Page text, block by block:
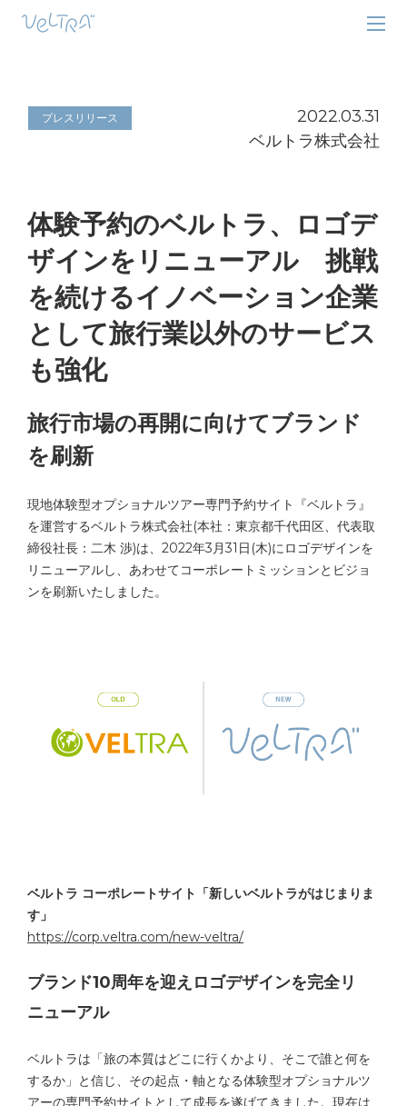
プレスリリース
2022.03.31
ベルトラ株式会社
体験予約のベルトラ、ロゴデ
ザインをリニューアル 挑戦
を続けるイノベーション企業
として旅行業以外のサービス
も強化
旅行市場の再開に向けてブランド
を刷新
現地体験型オプショナルツアー専門予約サイト『ベルトラ』
を運営するベルトラ株式会社(本社：東京都千代田区、代表取
締役社長：二木 渉)は、2022年3月31日(木)にロゴデザインを
リニューアルし、あわせてコーポレートミッションとビジョ
ンを刷新いたしました。
ベルトラ コーポレートサイト「新しいベルトラがはじまりま
す」
https://corp.veltra.com/new-veltra/
ブランド10周年を迎えロゴデザインを完全リ
ニューアル
ベルトラは「旅の本質はどこに行くかより、そこで誰と何を
するか」と信じ、その起点・軸となる体験型オプショナルツ
アーの専門予約サイトとして成長を遂げてきました。現在は